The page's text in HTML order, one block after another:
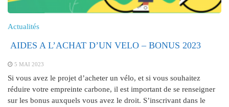
Actualités
AIDES A L’ACHAT D’UN VELO – BONUS 2023
5 MAI 2023
Si vous avez le projet d’acheter un vélo, et si vous souhaitez
réduire votre empreinte carbone, il est important de se renseigner
sur les bonus auxquels vous avez le droit. S’inscrivant dans le